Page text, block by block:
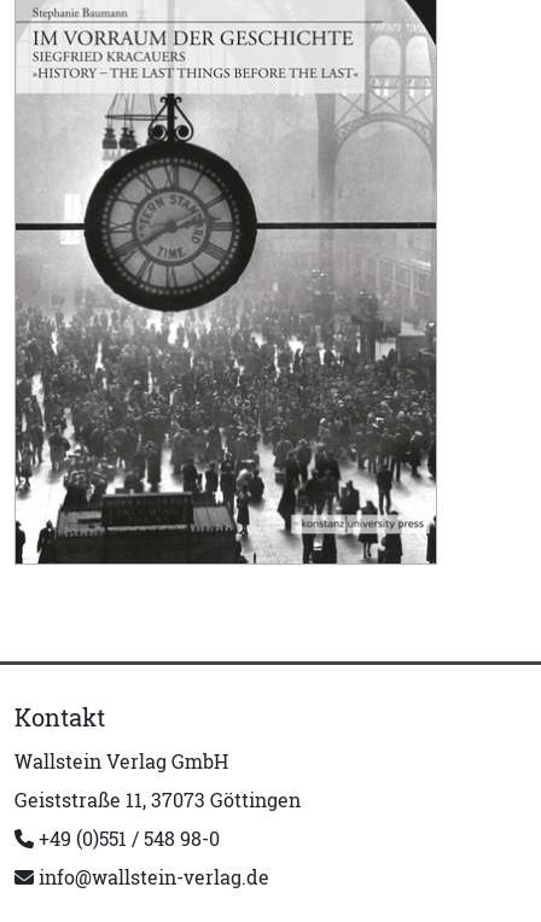
Kontakt
Wallstein Verlag GmbH
Geiststraße 11, 37073 Göttingen
+49 (0)551 / 548 98-0
info@wallstein-verlag.de